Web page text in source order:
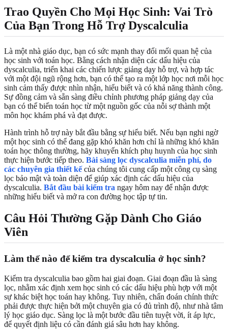
Trao Quyền Cho Mọi Học Sinh: Vai Trò
Của Bạn Trong Hỗ Trợ Dyscalculia
Là một nhà giáo dục, bạn có sức mạnh thay đổi mối quan hệ của
học sinh với toán học. Bằng cách nhận diện các dấu hiệu của
dyscalculia, triển khai các chiến lược giảng dạy hỗ trợ, và hợp tác
với một đội ngũ rộng hơn, bạn có thể tạo ra một lớp học nơi mỗi học
sinh cảm thấy được nhìn nhận, hiểu biết và có khả năng thành công.
Sự đồng cảm và sẵn sàng điều chỉnh phương pháp giảng dạy của
bạn có thể biến toán học từ một nguồn gốc của nỗi sợ thành một
môn học khám phá và đạt được.
Hành trình hỗ trợ này bắt đầu bằng sự hiểu biết. Nếu bạn nghi ngờ
một học sinh có thể đang gặp khó khăn hơn chỉ là những khó khăn
toán học thông thường, hãy khuyến khích phụ huynh của học sinh
thực hiện bước tiếp theo. Bài sàng lọc dyscalculia miễn phí, do
các chuyên gia thiết kếcủa chúng tôi cung cấp một công cụ sàng
lọc bảo mật và toàn diện để giúp xác định các dấu hiệu của
dyscalculia. Bắt đầu bài kiểm tra ngay hôm nay để nhận được
những hiểu biết và mở ra con đường học tập tự tin.
Câu Hỏi Thường Gặp Dành Cho Giáo
Viên
Làm thế nào để kiểm tra dyscalculia ở học sinh?
Kiểm tra dyscalculia bao gồm hai giai đoạn. Giai đoạn đầu là sàng
lọc, nhằm xác định xem học sinh có các dấu hiệu phù hợp với một
sự khác biệt học toán hay không. Tuy nhiên, chẩn đoán chính thức
phải được thực hiện bởi một chuyên gia có đủ trình độ, như nhà tâm
lý học giáo dục. Sàng lọc là một bước đầu tiên tuyệt vời, ít áp lực,
để quyết định liệu có cần đánh giá sâu hơn hay không.